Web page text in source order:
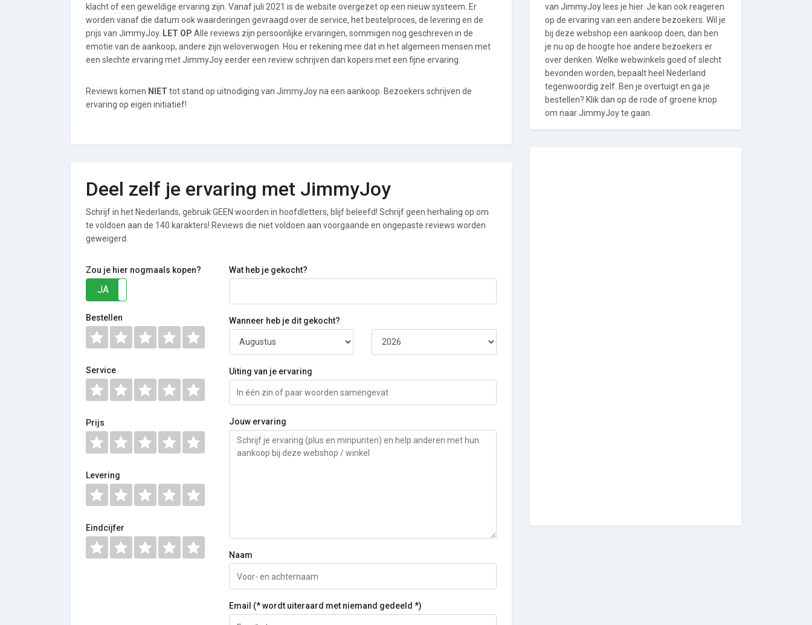
klacht of een geweldige ervaring zijn. Vanaf juli 2021 is de website overgezet op een nieuw systeem. Er
worden vanaf die datum ook waarderingen gevraagd over de service, het bestelproces, de levering en de
prijs van JimmyJoy. LET OP Alle reviews zijn persoonlijke ervaringen, sommigen nog geschreven in de
emotie van de aankoop, andere zijn weloverwogen. Hou er rekening mee dat in het algemeen mensen met
een slechte ervaring met JimmyJoy eerder een review schrijven dan kopers met een fijne ervaring.
Reviews komen NIET tot stand op uitnodiging van JimmyJoy na een aankoop. Bezoekers schrijven de
ervaring op eigen initiatief!
Deel zelf je ervaring met JimmyJoy
Schrijf in het Nederlands, gebruik GEEN woorden in hoofdletters, blijf beleefd! Schrijf geen herhaling op om
te voldoen aan de 140 karakters! Reviews die niet voldoen aan voorgaande en ongepaste reviews worden
geweigerd.
Zou je hier nogmaals kopen?
JA
Bestellen
Service
Prijs
Levering
Eindcijfer
Wat heb je gekocht?
Wanneer heb je dit gekocht?
Uiting van je ervaring
Jouw ervaring
Naam
Email (* wordt uiteraard met niemand gedeeld *)
van JimmyJoy lees je hier. Je kan ook reageren
op de ervaring van een andere bezoekers. Wil je
bij deze webshop een aankoop doen, dan ben
je nu op de hoogte hoe andere bezoekers er
over denken. Welke webwinkels goed of slecht
bevonden worden, bepaalt heel Nederland
tegenwoordig zelf. Ben je overtuigt en ga je
bestellen? Klik dan op de rode of groene knop
om naar JimmyJoy te gaan.